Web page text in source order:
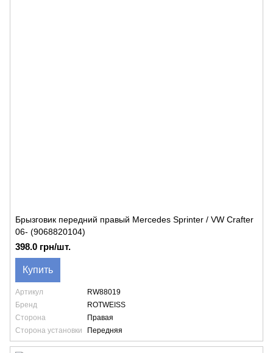
Брызговик передний правый Mercedes Sprinter / VW Crafter
06- (9068820104)
398.0 грн/шт.
Купить
Артикул
RW88019
Бренд
ROTWEISS
Сторона
Правая
Сторона установки
Передняя